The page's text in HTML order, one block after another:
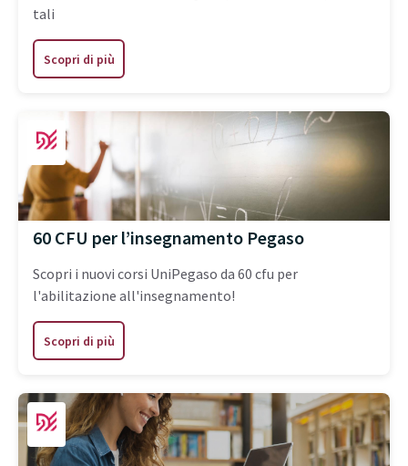
tali
Scopri di più
60 CFU per l’insegnamento Pegaso
Scopri i nuovi corsi UniPegaso da 60 cfu per
l'abilitazione all'insegnamento!
Scopri di più